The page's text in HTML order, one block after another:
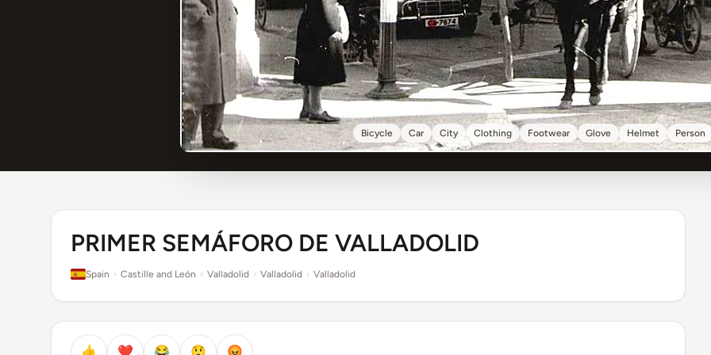
Bicycle Car City Clothing Footwear Glove Helmet Person
PRIMER SEMÁFORO DE VALLADOLID
Spain › Castille and León › Valladolid › Valladolid › Valladolid
👍 ❤️ 😂 😲 😡